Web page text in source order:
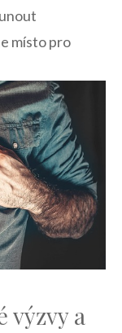
místo pro
‍výzvy a